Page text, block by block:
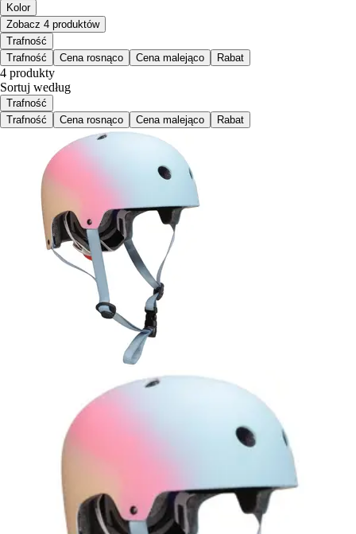
Kolor
Zobacz 4 produktów
Trafność
Trafność
Cena rosnąco Cena malejąco Rabat
4 produkty
Sortuj według
Trafność
Trafność
Cena rosnąco Cena malejąco Rabat